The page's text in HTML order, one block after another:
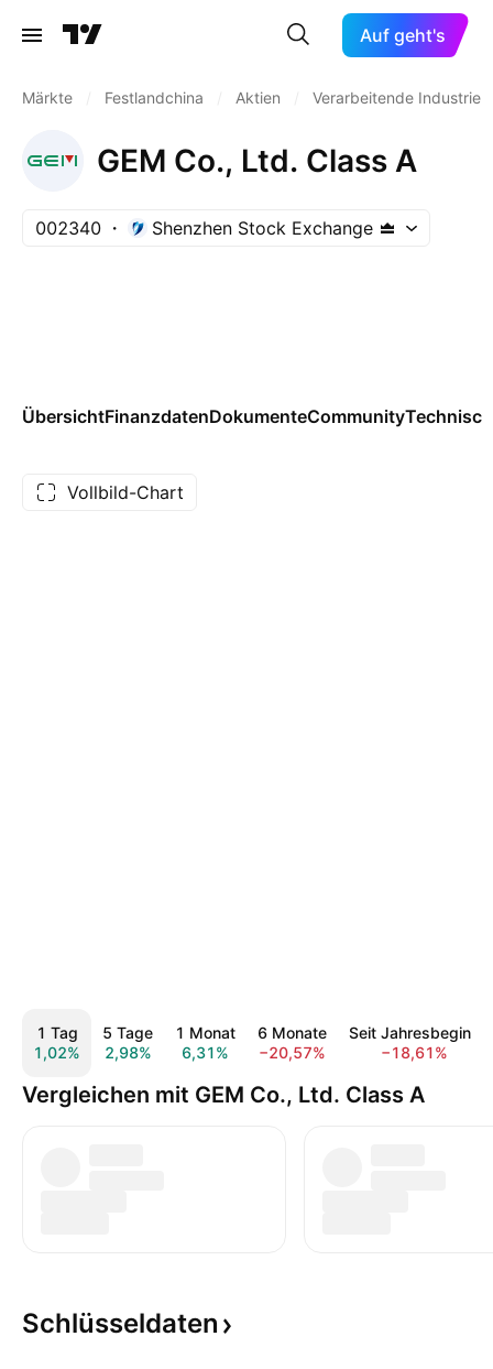
Auf geht's
Märkte Festlandchina Aktien Verarbeitende Industrie
GEM Co., Ltd. Class A
002340 Shenzhen Stock Exchange
ÜbersichtFinanzdatenDokumenteCommunity
Vollbild-Chart
1 Tag
1,02%
5 Tage
2,98%
1 Monat
6,31%
6 Monate
−20,57%
Seit Jahresbeginn
−18,61%
Vergleichen mit GEM Co., Ltd. Class A
Schlüsseldaten